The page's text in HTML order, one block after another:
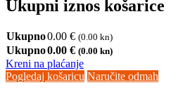
Ukupni iznos košarice
Ukupno0.00 € (0.00 kn)
Ukupno0.00 € (0.00 kn)
Kreni na plaćanje
Pogledaj košaricu Naručite odmah